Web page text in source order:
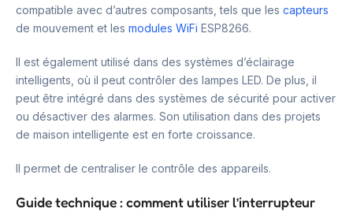
compatible avec d’autres composants, tels que les capteurs
de mouvement et les modules WiFi ESP8266.
Il est également utilisé dans des systèmes d’éclairage
intelligents, où il peut contrôler des lampes LED. De plus, il
peut être intégré dans des systèmes de sécurité pour activer
ou désactiver des alarmes. Son utilisation dans des projets
de maison intelligente est en forte croissance.
Il permet de centraliser le contrôle des appareils.
Guide technique : comment utiliser l’interrupteur